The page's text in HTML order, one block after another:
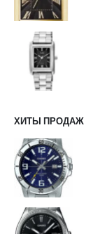
ХИТЫ ПРОДАЖ